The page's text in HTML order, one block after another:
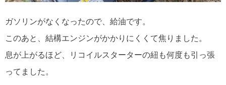
ガソリンがなくなったので、給油です。
このあと、結構エンジンがかかりにくくて焦りました。
息が上がるほど、リコイルスターターの紐も何度も引っ張
ってました。